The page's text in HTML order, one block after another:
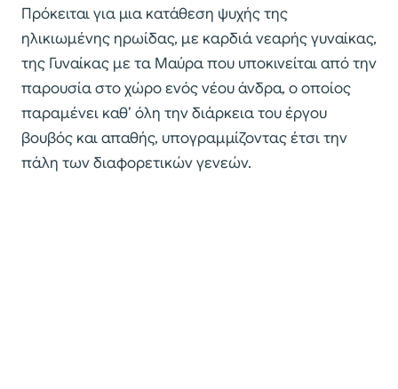
Πρόκειται για μια κατάθεση ψυχής της
ηλικιωμένης ηρωίδας, με καρδιά νεαρής γυναίκας,
της Γυναίκας με τα Μαύρα που υποκινείται από την
παρουσία στο χώρο ενός νέου άνδρα, ο οποίος
παραμένει καθ’ όλη την διάρκεια του έργου
βουβός και απαθής, υπογραμμίζοντας έτσι την
πάλη των διαφορετικών γενεών.